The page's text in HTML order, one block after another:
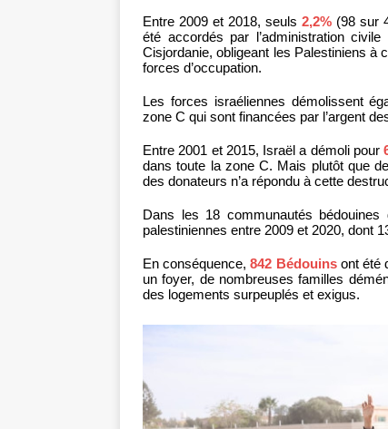
Entre 2009 et 2018, seuls2,2% (98 sur
été accordés par l’administration
Cisjordanie, obligeant les Palestiniens à
forces d’occupation.
Les forces israéliennes démolissent
zone C qui sont financées par l’argent
Entre 2001 et 2015, Israël a démoli pour
dans toute la zone C. Mais plutôt que
des donateurs n’a répondu à cette
Dans les 18 communautés
palestiniennes entre 2009 et 2020, dont
En conséquence,842 Bédouinsont été
un foyer, de nombreuses familles
des logements surpeuplés et exigus.